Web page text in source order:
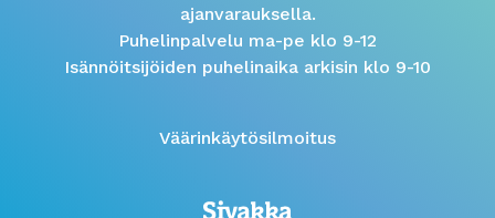
ajanvarauksella.
Puhelinpalvelu ma-pe klo 9-12
Isännöitsijöiden puhelinaika arkisin klo 9-10
Väärinkäytösilmoitus